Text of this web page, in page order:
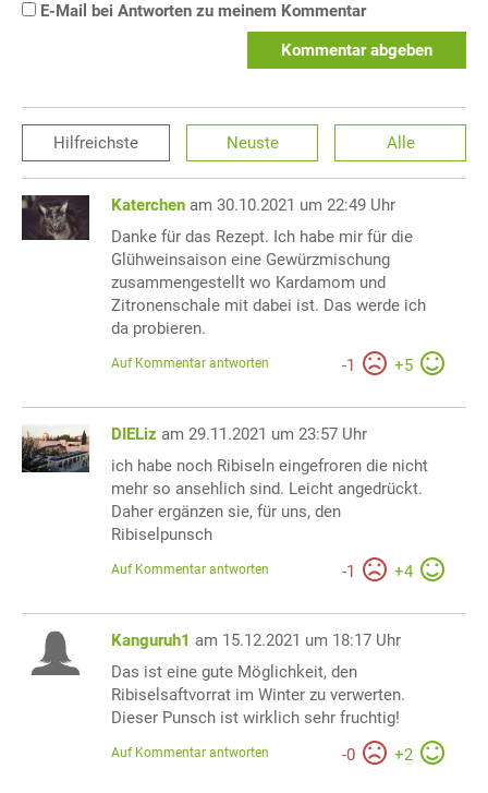
E-Mail bei Antworten zu meinem Kommentar
Kommentar abgeben
Hilfreichste Neuste Alle
Katerchen am 30.10.2021 um 22:49 Uhr
Danke für das Rezept. Ich habe mir für die
Glühweinsaison eine Gewürzmischung
zusammengestellt wo Kardamom und
Zitronenschale mit dabei ist. Das werde ich
da probieren.
-1 +5
Auf Kommentar antworten
DIELiz am 29.11.2021 um 23:57 Uhr
ich habe noch Ribiseln eingefroren die nicht
mehr so ansehlich sind. Leicht angedrückt.
Daher ergänzen sie, für uns, den
Ribiselpunsch
-1 +4
Auf Kommentar antworten
Kanguruh1 am 15.12.2021 um 18:17 Uhr
Das ist eine gute Möglichkeit, den
Ribiselsaftvorrat im Winter zu verwerten.
Dieser Punsch ist wirklich sehr fruchtig!
-0 +2
Auf Kommentar antworten